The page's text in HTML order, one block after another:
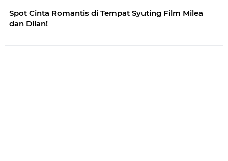
Spot Cinta Romantis di Tempat Syuting Film Milea
dan Dilan!